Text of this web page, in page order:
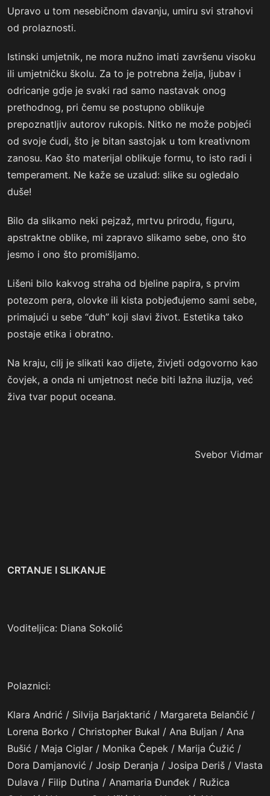
Upravo u tom nesebičnom davanju, umiru svi strahovi
od prolaznosti.
Istinski umjetnik, ne mora nužno imati završenu visoku
ili umjetničku školu. Za to je potrebna želja, ljubav i
odricanje gdje je svaki rad samo nastavak onog
prethodnog, pri čemu se postupno oblikuje
prepoznatljiv autorov rukopis. Nitko ne može pobjeći
od svoje ćudi, što je bitan sastojak u tom kreativnom
zanosu. Kao što materijal oblikuje formu, to isto radi i
temperament. Ne kaže se uzalud: slike su ogledalo
duše!
Bilo da slikamo neki pejzaž, mrtvu prirodu, figuru,
apstraktne oblike, mi zapravo slikamo sebe, ono što
jesmo i ono što promišljamo.
Lišeni bilo kakvog straha od bjeline papira, s prvim
potezom pera, olovke ili kista pobjeđujemo sami sebe,
primajući u sebe “duh” koji slavi život. Estetika tako
postaje etika i obratno.
Na kraju, cilj je slikati kao dijete, živjeti odgovorno kao
čovjek, a onda ni umjetnost neće biti lažna iluzija, već
živa tvar poput oceana.
Svebor Vidmar
CRTANJE I SLIKANJE
Voditeljica: Diana Sokolić
Polaznici:
Klara Andrić / Silvija Barjaktarić / Margareta Belančić /
Lorena Borko / Christopher Bukal / Ana Buljan / Ana
Bušić / Maja Ciglar / Monika Čepek / Marija Ćužić /
Dora Damjanović / Josip Deranja / Josipa Deriš / Vlasta
Dulava / Filip Dutina / Anamaria Đunđek / Ružica